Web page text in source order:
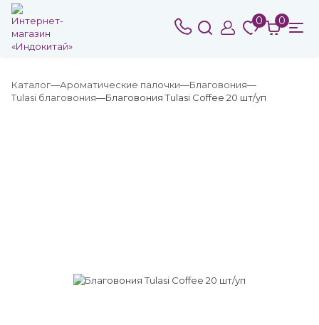
0 0
Каталог Ароматические палочки
Благовония
Tulasi благовония
Благовония Tulasi Coffee 20 шт/уп